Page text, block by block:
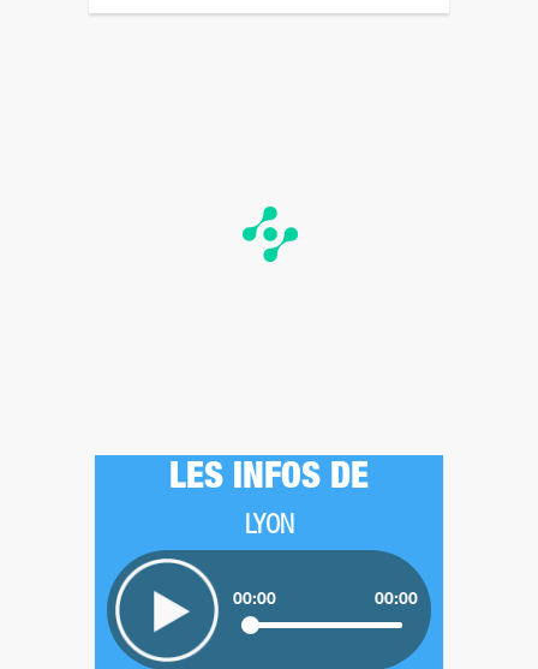
LES INFOS DE
LYON
00:00 00:00